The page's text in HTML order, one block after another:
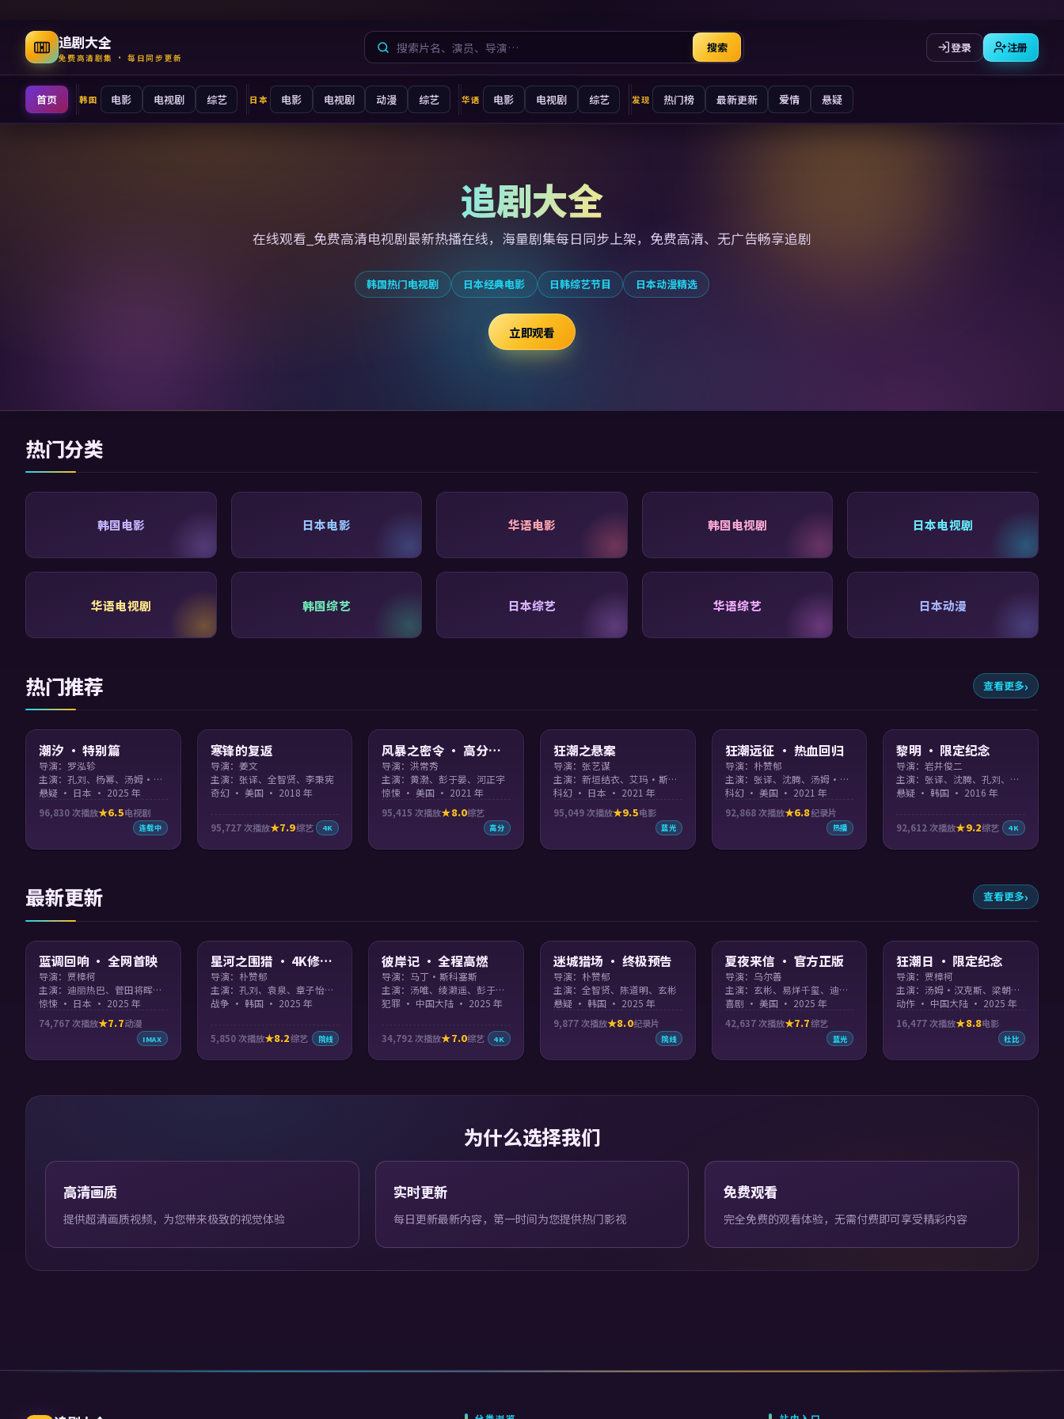
追剧大全
免费高清剧集 · 每日同步更新
搜索 登录 注册
首页 韩国 电影 电视剧 综艺 日本 电影 电视剧 动漫 综艺 华语 电影 电视剧 综艺 发现 热门榜 最新更新 爱情 悬疑
追剧大全
在线观看_免费高清电视剧最新热播在线，海量剧集每日同步上架，免费高清、无广告畅享追剧
韩国热门电视剧 日本经典电影 日韩综艺节目 日本动漫精选
立即观看
热门分类
韩国电影 日本电影 华语电影 韩国电视剧 日本电视剧
华语电视剧 韩国综艺 日本综艺 华语综艺 日本动漫
热门推荐 查看更多
潮汐 · 特别篇
导演：罗泓轸
主演：孔刘、杨幂、汤姆·汉克斯、易烊千玺 等
悬疑 · 日本 · 2025 年
96,830次播放 6.5电视剧
连载中
寒锋的复返
导演：姜文
主演：张译、全智贤、李秉宪
奇幻 · 美国 · 2018 年
95,727次播放 7.9综艺 4K
风暴之密令 · 高分必
看
导演：洪常秀
主演：黄渤、彭于晏、河正宇
惊悚 · 美国 · 2021 年
95,415 次播放 8.0综艺
高分
狂潮之悬案
导演：张艺谋
主演：新垣结衣、艾玛·斯通、彭于晏、刘亦菲 等
科幻 · 日本 · 2021 年
95,049次播放 9.5电影
蓝光
狂潮远征 · 热血回归
导演：朴赞郁
主演：张译、沈腾、汤姆·汉克斯
科幻 · 美国 · 2021 年
92,868次播放 6.8纪录片
热播
黎明 · 限定纪念
导演：岩井俊二
主演：张译、沈腾、孔刘、彭于晏
悬疑 · 韩国 · 2016 年
92,612次播放 9.2综艺 4K
最新更新 查看更多
蓝调回响 · 全网首映
导演：贾樟柯
主演：迪丽热巴、菅田将晖、袁泉、黄渤 等
惊悚 · 日本 · 2025 年
74,767次播放 7.7动漫
IMAX
星河之围猎 · 4K修复
版
导演：朴赞郁
主演：孔刘、袁泉、章子怡、基努·里维斯 等
战争 · 韩国 · 2025 年
5,850次播放 8.2综艺 院线
彼岸记 · 全程高燃
导演：马丁·斯科塞斯
主演：汤唯、绫濑遥、彭于晏、菅田将晖
犯罪 · 中国大陆 · 2025 年
34,792次播放 7.0综艺 4K
迷城猎场 · 终极预告
导演：朴赞郁
主演：全智贤、陈道明、玄彬
悬疑 · 韩国 · 2025 年
9,877次播放 8.0纪录片
院线
夏夜来信 · 官方正版
导演：乌尔善
主演：玄彬、易烊千玺、迪丽热巴、汤姆·汉克斯 等
喜剧 · 美国 · 2025 年
42,637次播放 7.7综艺
蓝光
狂潮日 · 限定纪念
导演：贾樟柯
主演：汤姆·汉克斯、梁朝伟、艾玛·斯通、周冬雨 等
动作 · 中国大陆 · 2025 年
16,477次播放 8.8电影
杜比
为什么选择我们
高清画质
提供超清画质视频，为您带来极致的视觉体验
实时更新
每日更新最新内容，第一时间为您提供热门影视
免费观看
完全免费的观看体验，无需付费即可享受精彩内容